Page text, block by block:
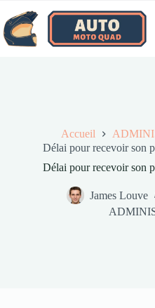
au
contenu
Accueil
Délai pour recevoir son
Délai pour recevoir son
James Louve